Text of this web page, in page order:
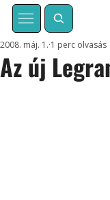
Az új
2008. máj. 1. 1 perc olvasás